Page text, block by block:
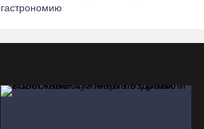
гастрономию